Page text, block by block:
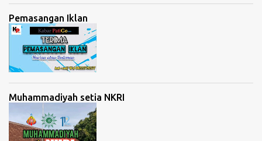
Pemasangan Iklan
Muhammadiyah setia NKRI